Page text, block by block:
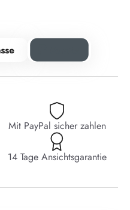
Mit PayPal sicher zahlen
14 Tage Ansichtsgarantie